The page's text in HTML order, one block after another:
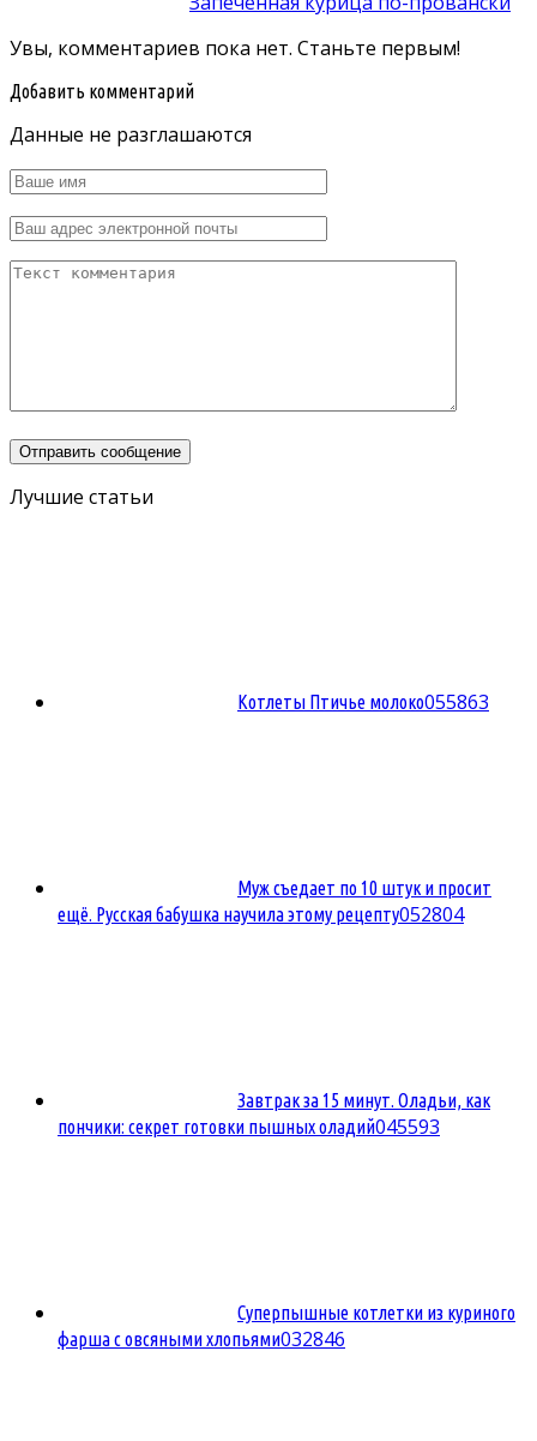
Увы, комментариев пока нет. Станьте первым!
Добавить комментарий
Данные не разглашаются
Лучшие статьи
Котлеты Птичье молоко055863
Муж съедает по 10 штук и просит
ещё. Русская бабушка научила этому рецепту052804
Завтрак за 15 минут. Оладьи, как
пончики: секрет готовки пышных оладий045593
Суперпышные котлетки из куриного
фарша с овсяными хлопьями032846